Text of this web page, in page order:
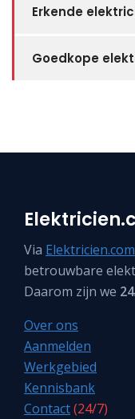
Erkende
Goedkope
Via Elektricien.com
betrouwbare
Daarom zijn we
Over ons
Aanmelden
Werkgebied
Kennisbank
Contact(24/7)